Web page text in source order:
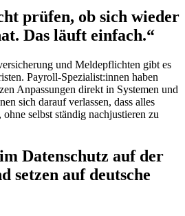
prüfen, ob sich wieder
Das läuft einfach.“
und Meldepflichten gibt es
Payroll-Spezialist:innen haben
Anpassungen direkt in Systemen und
sich darauf verlassen, dass alles
selbst ständig nachjustieren zu
Datenschutz auf der
setzen auf deutsche